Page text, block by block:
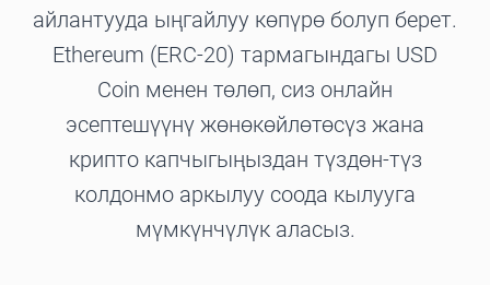
айлантууда ыңгайлуу көпүрө болуп берет.
Ethereum (ERC-20) тармагындагы USD
Coin менен төлөп, сиз онлайн
эсептешүүнү жөнөкөйлөтөсүз жана
крипто капчыгыңыздан түздөн-түз
колдонмо аркылуу соода кылууга
мүмкүнчүлүк аласыз.